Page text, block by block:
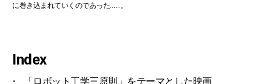
に巻き込まれていくのであった……。
Index
「ロボット工学三原則」をテーマとした映画